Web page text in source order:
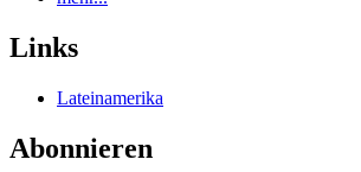
Links
Lateinamerika
Abonnieren